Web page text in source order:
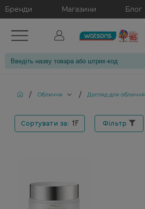
Бренди Магазини Блог
/ Обличчя / Догляд для обличчя
Сортувати за: Фільтр